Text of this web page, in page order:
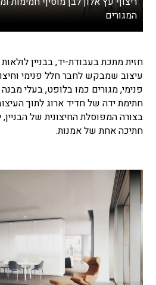
המגורים
חזית מתכת בעבודת-יד, בבניין
עיצוב שמבקש לחבר חלל פנימי
פנימי, מגורים כמו בלופט, בעלי
חתימת ידה של חדיד ארוג לתוך
בצורה המפוסלת החיצונית של הבניין,
חתיכה אחת של אמנות.